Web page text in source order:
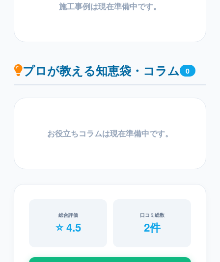
施工事例は現在準備中です。
プロが教える知恵袋・コラム 0
お役立ちコラムは現在準備中です。
総合評価
⭐ 4.5
口コミ総数
2件